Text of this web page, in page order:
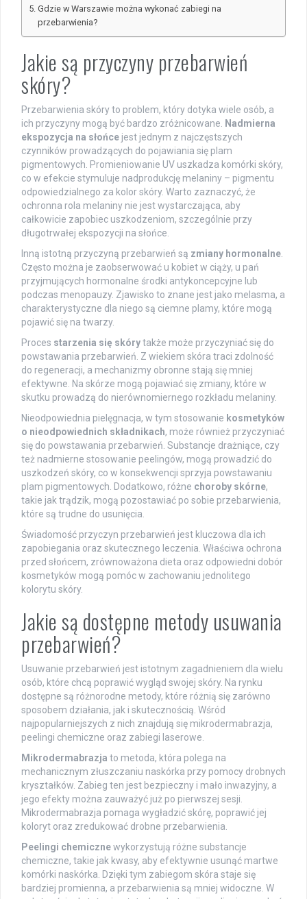
Gdzie w Warszawie można wykonać zabiegi na
przebarwienia?
Jakie są przyczyny przebarwień
skóry?
Przebarwienia skóry to problem, który dotyka wiele osób, a
ich przyczyny mogą być bardzo zróżnicowane.
Nadmierna
ekspozycja na słońce jest jednym z najczęstszych
czynników prowadzących do pojawiania się plam
pigmentowych. Promieniowanie UV uszkadza komórki skóry,
co w efekcie stymuluje nadprodukcję melaniny – pigmentu
odpowiedzialnego za kolor skóry. Warto zaznaczyć, że
ochronna rola melaniny nie jest wystarczająca, aby
całkowicie zapobiec uszkodzeniom, szczególnie przy
długotrwałej ekspozycji na słońce.
Inną istotną przyczyną przebarwień są zmiany hormonalne
Często można je zaobserwować u kobiet w ciąży, u pań
przyjmujących hormonalne środki antykoncepcyjne lub
podczas menopauzy. Zjawisko to znane jest jako melasma, a
charakterystyczne dla niego są ciemne plamy, które mogą
pojawić się na twarzy.
Proces starzenia się skórytakże może przyczyniać się do
powstawania przebarwień. Z wiekiem skóra traci zdolność
do regeneracji, a mechanizmy obronne stają się mniej
efektywne. Na skórze mogą pojawiać się zmiany, które w
skutku prowadzą do nierównomiernego rozkładu melaniny.
Nieodpowiednia pielęgnacja, w tym stosowanie kosmetyków
o nieodpowiednich składnikach, może również przyczyniać
się do powstawania przebarwień. Substancje drażniące, czy
też nadmierne stosowanie peelingów, mogą prowadzić do
uszkodzeń skóry, co w konsekwencji sprzyja powstawaniu
plam pigmentowych. Dodatkowo, różne choroby skórne,
takie jak trądzik, mogą pozostawiać po sobie przebarwienia,
które są trudne do usunięcia.
Świadomość przyczyn przebarwień jest kluczowa dla ich
zapobiegania oraz skutecznego leczenia. Właściwa ochrona
przed słońcem, zrównoważona dieta oraz odpowiedni dobór
kosmetyków mogą pomóc w zachowaniu jednolitego
kolorytu skóry.
Jakie są dostępne metody usuwania
przebarwień?
Usuwanie przebarwień jest istotnym zagadnieniem dla wielu
osób, które chcą poprawić wygląd swojej skóry. Na rynku
dostępne są różnorodne metody, które różnią się zarówno
sposobem działania, jak i skutecznością. Wśród
najpopularniejszych z nich znajdują się mikrodermabrazja,
peelingi chemiczne oraz zabiegi laserowe.
Mikrodermabrazja to metoda, która polega na
mechanicznym złuszczaniu naskórka przy pomocy drobnych
kryształków. Zabieg ten jest bezpieczny i mało inwazyjny, a
jego efekty można zauważyć już po pierwszej sesji.
Mikrodermabrazja pomaga wygładzić skórę, poprawić jej
koloryt oraz zredukować drobne przebarwienia.
Peelingi chemicznewykorzystują różne substancje
chemiczne, takie jak kwasy, aby efektywnie usunąć martwe
komórki naskórka. Dzięki tym zabiegom skóra staje się
bardziej promienna, a przebarwienia są mniej widoczne. W